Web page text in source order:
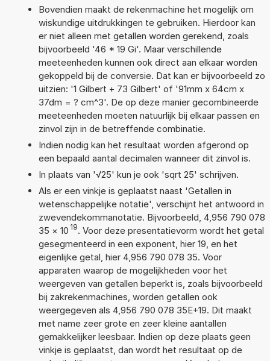
Bovendien maakt de rekenmachine het mogelijk om
wiskundige uitdrukkingen te gebruiken. Hierdoor kan
er niet alleen met getallen worden gerekend, zoals
bijvoorbeeld '46 * 19 Gi'. Maar verschillende
meeteenheden kunnen ook direct aan elkaar worden
gekoppeld bij de conversie. Dat kan er bijvoorbeeld zo
uitzien: '1 Gilbert + 73 Gilbert' of '91mm x 64cm x
37dm = ? cm^3'. De op deze manier gecombineerde
meeteenheden moeten natuurlijk bij elkaar passen en
zinvol zijn in de betreffende combinatie.
Indien nodig kan het resultaat worden afgerond op
een bepaald aantal decimalen wanneer dit zinvol is.
In plaats van '√25' kun je ook 'sqrt 25' schrijven.
Als er een vinkje is geplaatst naast 'Getallen in
wetenschappelijke notatie', verschijnt het antwoord in
zwevendekommanotatie. Bijvoorbeeld, 4,956 790 078
35 × 10 19. Voor deze presentatievorm wordt het getal
gesegmenteerd in een exponent, hier 19, en het
eigenlijke getal, hier 4,956 790 078 35. Voor
apparaten waarop de mogelijkheden voor het
weergeven van getallen beperkt is, zoals bijvoorbeeld
bij zakrekenmachines, worden getallen ook
weergegeven als 4,956 790 078 35E+19. Dit maakt
met name zeer grote en zeer kleine aantallen
gemakkelijker leesbaar. Indien op deze plaats geen
vinkje is geplaatst, dan wordt het resultaat op de